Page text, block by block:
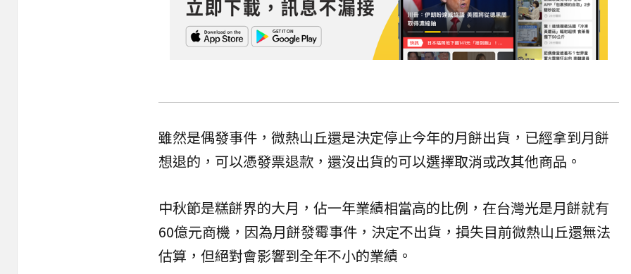
雖然是偶發事件，微熱山丘還是決定停止今年的月餅出貨，已經拿到月餅
想退的，可以憑發票退款，還沒出貨的可以選擇取消或改其他商品。
中秋節是糕餅界的大月，佔一年業績相當高的比例，在台灣光是月餅就有
60億元商機，因為月餅發霉事件，決定不出貨，損失目前微熱山丘還無法
估算，但絕對會影響到全年不小的業績。